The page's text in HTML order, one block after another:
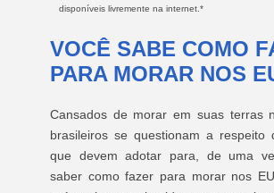
disponíveis livremente na internet.*
VOCÊ SABE COMO
PARA MORAR NOS
Cansados de morar em suas terras
brasileiros se questionam a respeito
que devem adotar para, de uma
saber como fazer para morar nos